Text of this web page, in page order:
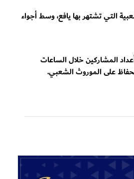
التي تشتهر بها يافع، وسط أجواء
المشاركين خلال الساعات
على الموروث الشعبي.